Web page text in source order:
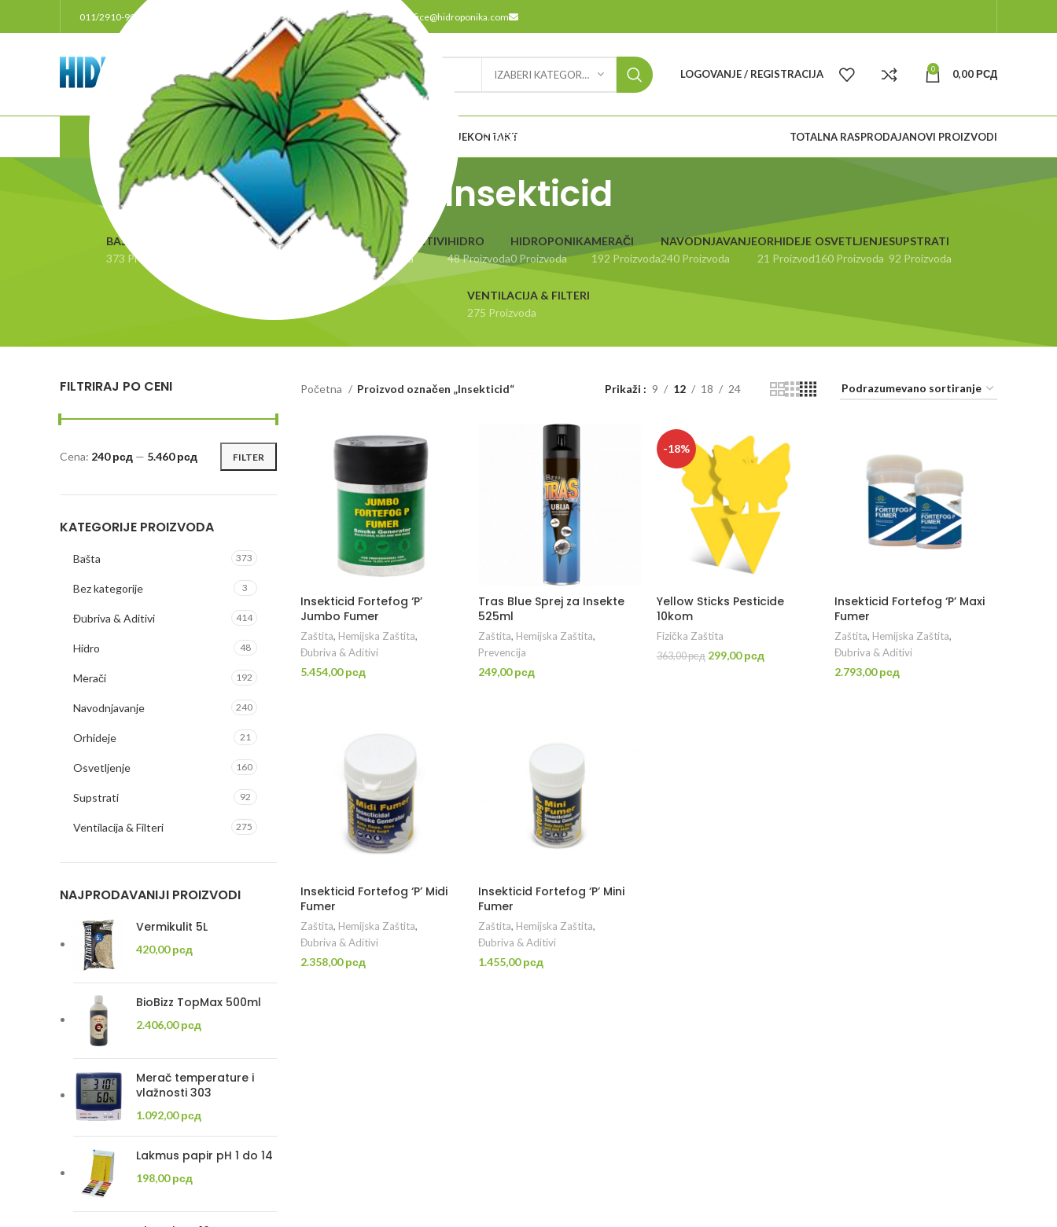
011/2910-999 063/333859 office@hidroponika.com
IZABERI KATEGORIJU LOGOVANJE / REGISTRACIJA 0 0,00РСД
ODABERITE
KATEGORIJU
POČETNAO NAMA LOKACIJEKONTAKT TOTALNA RASPRODAJANOVI PROIZVODI
Insekticid
BAŠTA
373 Proizvoda
BLACK FRIDAY ĐUBRIVA & ADITIVI
414 Proizvoda
HIDRO
48 Proizvoda
HIDROPONIKA
0 Proizvoda
MERAČI
192 Proizvoda
NAVODNJAVANJE
240 Proizvoda
ORHIDEJE
21 Proizvod
OSVETLJENJE
160 Proizvoda
SUPSTRATI
92 Proizvoda
VENTILACIJA & FILTERI
275 Proizvoda
FILTRIRAJ PO CENI
FILTER
Cena: 240 рсд — 5.460 рсд
KATEGORIJE PROIZVODA
Bašta 373
Bez kategorije 3
Đubriva & Aditivi 414
Hidro 48
Merači 192
Navodnjavanje 240
Orhideje 21
Osvetljenje 160
Supstrati 92
Ventilacija & Filteri 275
NAJPRODAVANIJI PROIZVODI
Vermikulit 5L
420,00рсд
BioBizz TopMax 500ml
2.406,00рсд
Merač temperature i
vlažnosti 303
1.092,00рсд
Lakmus papir pH 1 do 14
198,00рсд
Početna Proizvod označen „Insekticid“ Prikaži 9 12 18 24
Insekticid Fortefog ‘P’
Jumbo Fumer
Zaštita, Hemijska Zaštita,
Đubriva & Aditivi
5.454,00рсд
Tras Blue Sprej za Insekte
525ml
Zaštita, Hemijska Zaštita,
Prevencija
249,00рсд
-18%
Yellow Sticks Pesticide
10kom
Fizička Zaštita
363,00рсд Originalna
299,00рсдTrenutna
Insekticid Fortefog ‘P’ Maxi
Fumer
Zaštita, Hemijska Zaštita,
Đubriva & Aditivi
2.793,00рсд
Insekticid Fortefog ‘P’ Midi
Fumer
Zaštita, Hemijska Zaštita,
Đubriva & Aditivi
2.358,00рсд
Insekticid Fortefog ‘P’ Mini
Fumer
Zaštita, Hemijska Zaštita,
Đubriva & Aditivi
1.455,00рсд